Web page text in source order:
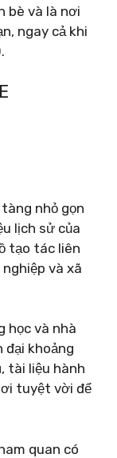
bè và là nơi
ngay cả khi
nhỏ gọn
lịch sử của
tạo tác liên
và xã
học và nhà
đại khoảng
tài liệu hành
tuyệt vời để
quan có